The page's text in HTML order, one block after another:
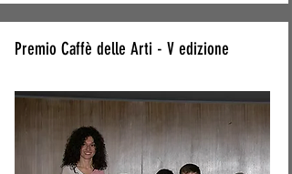
Premio Caffè delle Arti - V edizione